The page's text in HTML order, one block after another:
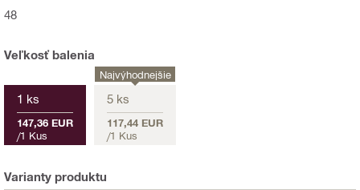
48
Veľkosť balenia
1 ks
147,36 EUR
/1 Kus
5 ks
117,44 EUR
/1 Kus
Najvýhodnejšie
Varianty produktu